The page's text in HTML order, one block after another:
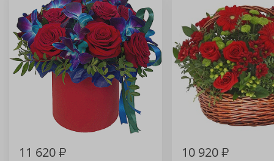
11 620₽ 10 920₽